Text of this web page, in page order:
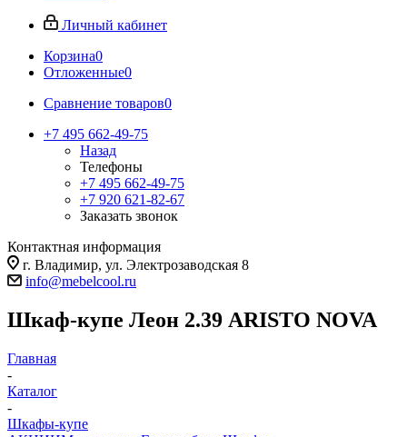
Личный кабинет
Корзина0
Отложенные0
Сравнение товаров0
+7 495 662-49-75
Назад
Телефоны
+7 495 662-49-75
+7 920 621-82-67
Заказать звонок
Контактная информация
г. Владимир, ул. Электрозаводская 8
info@mebelcool.ru
Шкаф-купе Леон 2.39 ARISTO NOVA
Главная
-
Каталог
-
Шкафы-купе